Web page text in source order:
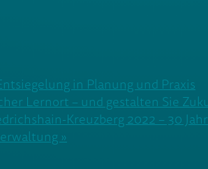
in Planung und Praxis
Lernort – und gestalten Sie
Kreuzberg 2022 – 30
»